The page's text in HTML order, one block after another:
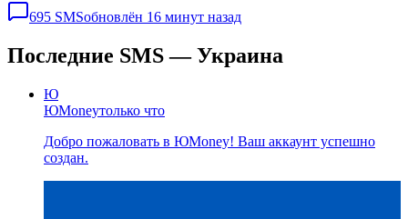
695 SMSобновлён 16 минут назад
Последние SMS — Украина
Ю
ЮMoneyтолько что
Добро пожаловать в ЮMoney! Ваш аккаунт успешно
создан.